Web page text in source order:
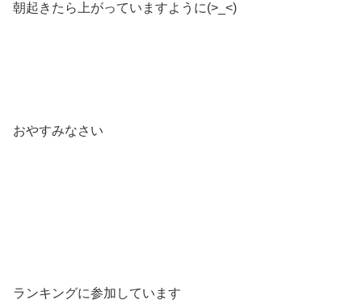
朝起きたら上がっていますように(>_<)
おやすみなさい
ランキングに参加しています